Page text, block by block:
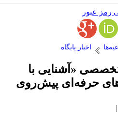
رمز عبور
اخبار پایگاه
«آشنایی با
حرفه‌ای پیش‌روی